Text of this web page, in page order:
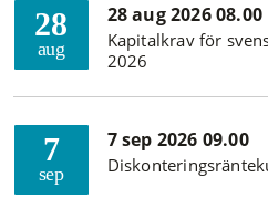
28
aug
28 aug 2026 08.00
Kapitalkrav för
2026
7
sep
7 sep 2026 09.00